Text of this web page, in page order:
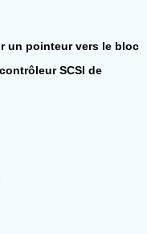
un pointeur vers le bloc
SCSI de